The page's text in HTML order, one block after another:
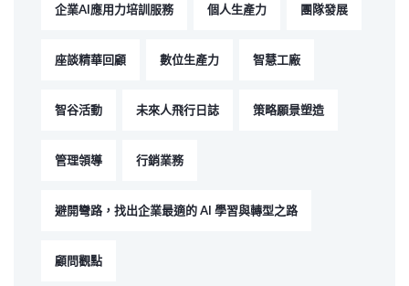
企業AI應用力培訓服務 個人生產力 團隊發展
座談精華回顧 數位生產力 智慧工廠
智谷活動 未來人飛行日誌 策略願景塑造
管理領導 行銷業務
避開彎路，找出企業最適的 AI 學習與轉型之路
顧問觀點